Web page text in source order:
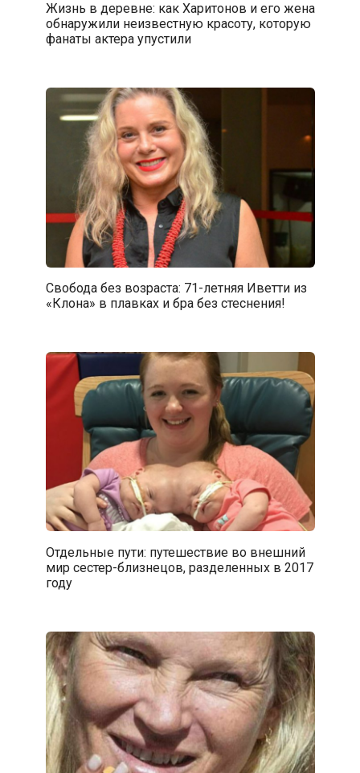
Жизнь в деревне: как Харитонов и его жена
обнаружили неизвестную красоту, которую
фанаты актера упустили
Свобода без возраста: 71-летняя Иветти из
«Клона» в плавках и бра без стеснения!
Отдельные пути: путешествие во внешний
мир сестер-близнецов, разделенных в 2017
году